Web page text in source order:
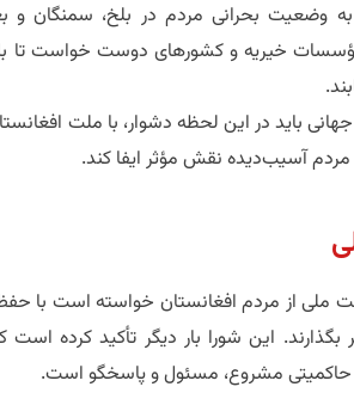
وضعیت بحرانی مردم در بلخ، سمنگان و
مؤسسات خیریه و کشورهای دوست خواست
باید در این لحظه دشوار، با ملت
آسیب‌دیده نقش مؤثر ایفا کند.
ملی از مردم افغانستان خواسته است با
این شورا بار دیگر تأکید کرده است
حاکمیتی مشروع، مسئول و پاسخگو است.